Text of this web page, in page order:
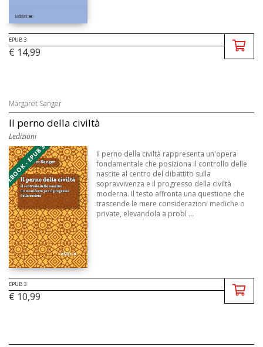
EPUB 3
€ 14,99
Margaret Sanger
Il perno della civiltà
Ledizioni
EBOOK - EPUB 3
Il perno della civiltà rappresenta un'opera
fondamentale che posiziona il controllo delle
nascite al centro del dibattito sulla
sopravvivenza e il progresso della civiltà
moderna. Il testo affronta una questione che
trascende le mere considerazioni mediche o
private, elevandola a probl ...
EPUB 3
€ 10,99